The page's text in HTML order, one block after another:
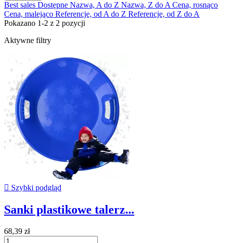
Best sales Dostępne Nazwa, A do Z Nazwa, Z do ACena, rosnąco
Cena, malejąco Referencje, od A do Z Referencje, od Z do A
Pokazano 1-2 z 2 pozycji
Aktywne filtry
 Szybki podgląd
Sanki plastikowe talerz...
68,39 zł